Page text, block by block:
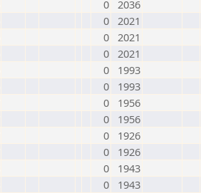
0 2036
0 2021
0 2021
0 2021
0
1993
0
1993
0
1956
0
1956
0
1926
0
1926
0
1943
0
1943